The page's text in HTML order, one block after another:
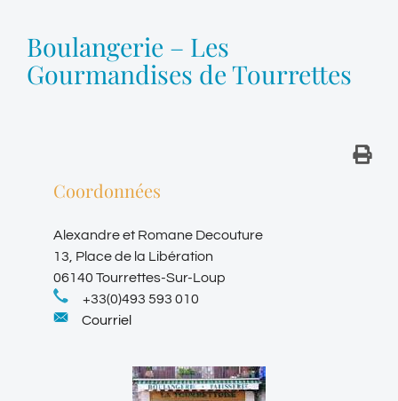
Boulangerie – Les
Gourmandises de Tourrettes
Coordonnées
Alexandre et Romane Decouture
13, Place de la Libération
06140 Tourrettes-Sur-Loup
+33(0)493 593 010
Courriel